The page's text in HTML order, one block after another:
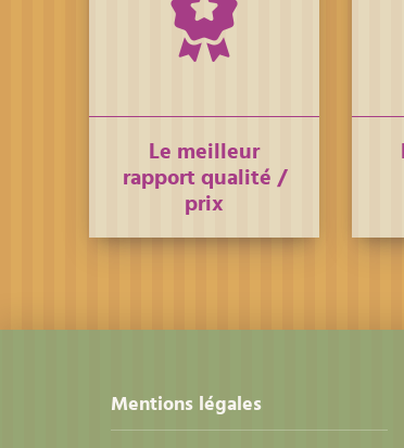
Le meilleur
rapport qualité /
prix
Mentions légales